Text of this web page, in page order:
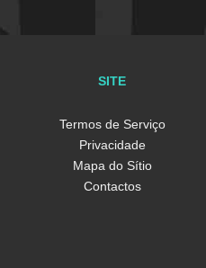
SITE
Termos de Serviço
Privacidade
Mapa do Sítio
Contactos